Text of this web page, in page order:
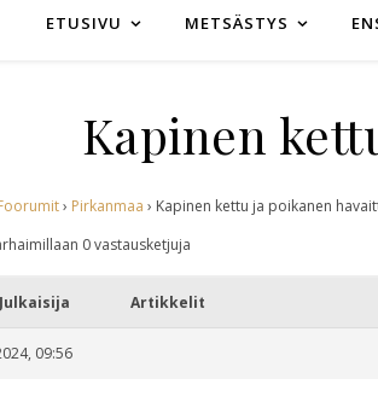
ETUSIVU METSÄSTYS
Kapinen
› Pirkanmaa › Kapinen kettu ja poikanen
0 vastausketjuja
Julkaisija Artikkelit
09:56